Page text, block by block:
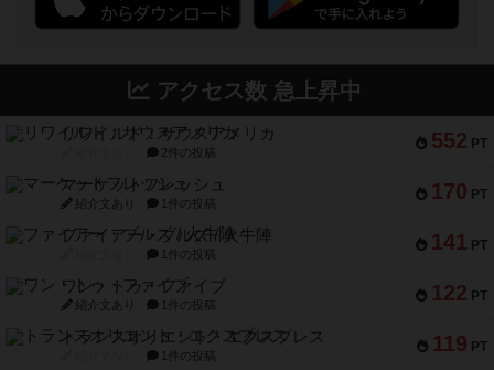
アクセス数 急上昇中
552 PT
リワイルド：サウスアメリカ
2件の投稿
170 PT
マーケットフレッシュ
紹介文あり 1件の投稿
141 PT
ファイアー・ブルズ / 火牛陣
1件の投稿
122 PT
ワン・トゥ・ファイブ
紹介文あり 1件の投稿
119 PT
トランスオリエント・エクスプレス
1件の投稿